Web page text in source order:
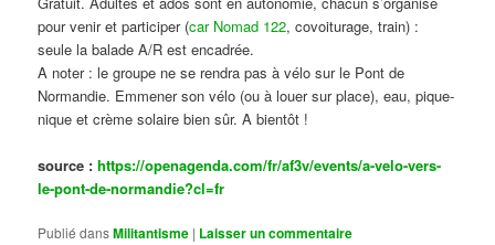
pour venir et participer (car Nomad 122, covoiturage, train) :
seule la balade A/R est encadrée.
A noter : le groupe ne se rendra pas à vélo sur le Pont de
Normandie. Emmener son vélo (ou à louer sur place), eau, pique-
nique et crème solaire bien sûr. A bientôt !
source :https://openagenda.com/fr/af3v/events/a-velo-vers-
le-pont-de-normandie?cl=fr
Publié dansMilitantisme | Laisser un commentaire